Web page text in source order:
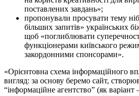
поставлених завдань»;
пропонували просувати тему
більших запитів» українських
щоб «поглиблювати
функціонерами київського
закордонними спонсорами».
«Орієнтовна схема інформаційного
вигляд: за основу беремо сайт,
“інформаційне агентство” (як